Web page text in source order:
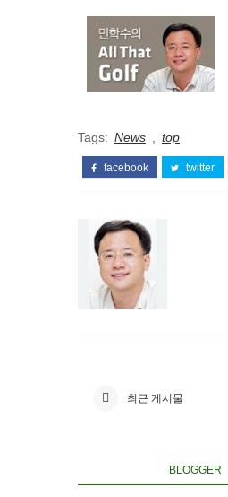
Tags: News top
facebook twitter
최근 게시물
BLOGGER